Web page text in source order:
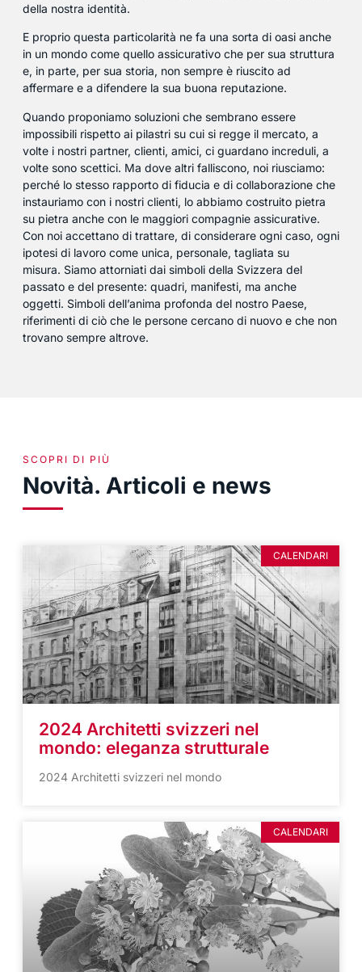
della nostra identità.
E proprio questa particolarità ne fa una sorta di oasi anche
in un mondo come quello assicurativo che per sua struttura
e, in parte, per sua storia, non sempre è riuscito ad
affermare e a difendere la sua buona reputazione.
Quando proponiamo soluzioni che sembrano essere
impossibili rispetto ai pilastri su cui si regge il mercato, a
volte i nostri partner, clienti, amici, ci guardano increduli, a
volte sono scettici. Ma dove altri falliscono, noi riusciamo:
perché lo stesso rapporto di fiducia e di collaborazione che
instauriamo con i nostri clienti, lo abbiamo costruito pietra
su pietra anche con le maggiori compagnie assicurative.
Con noi accettano di trattare, di considerare ogni caso, ogni
ipotesi di lavoro come unica, personale, tagliata su
misura. Siamo attorniati dai simboli della Svizzera del
passato e del presente: quadri, manifesti, ma anche
oggetti. Simboli dell’anima profonda del nostro Paese,
riferimenti di ciò che le persone cercano di nuovo e che non
trovano sempre altrove.
SCOPRI DI PIÙ
Novità. Articoli e news
CALENDARI
2024 Architetti svizzeri nel
mondo: eleganza strutturale
2024 Architetti svizzeri nel mondo
CALENDARI